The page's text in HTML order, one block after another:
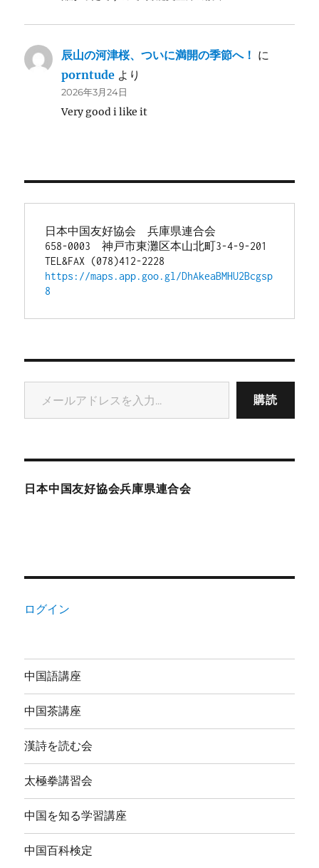
辰山の河津桜、ついに満開の季節へ！ に
porntude より
2026年3月24日
Very good i like it
日本中国友好協会　兵庫県連合会
658-0003　神戸市東灘区本山北町3-4-9-201
TEL&FAX (078)412-2228
https://maps.app.goo.gl/DhAkeaBMHU2Bcgsp
8
メールアドレスを入力...
購読
日本中国友好協会兵庫県連合会
ログイン
中国語講座
中国茶講座
漢詩を読む会
太極拳講習会
中国を知る学習講座
中国百科検定